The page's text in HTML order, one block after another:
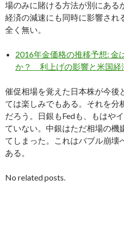
場のみに賭ける方法が別にある
経済の減速にも同時に影響され
全く無い。
2016年金価格の推移予想: 金
か？ 利上げの影響と米国経
催促相場を覚えた日本株が今後
ては楽しみでもある。それを分
だろう。日銀もFedも、もはや
ていない。中銀はただ相場の機
てしまった。これはバブル崩壊
ある。
No related posts.